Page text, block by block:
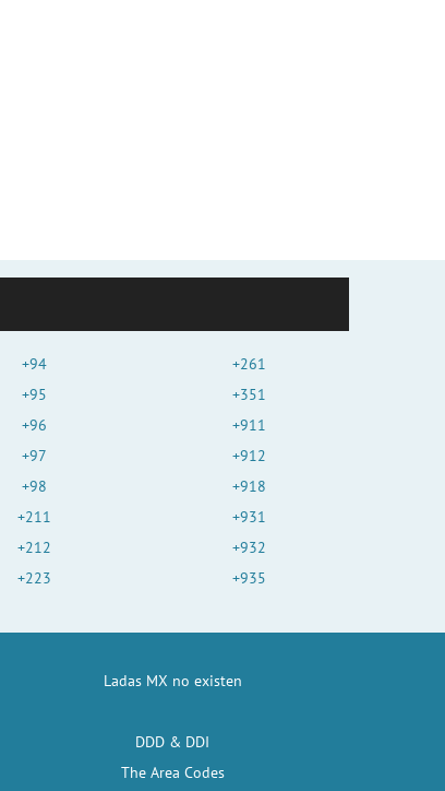
+94
+95
+96
+97
+98
+211
+212
+223
+261
+351
+911
+912
+918
+931
+932
+935
Ladas MX no existen
DDD & DDI
The Area Codes